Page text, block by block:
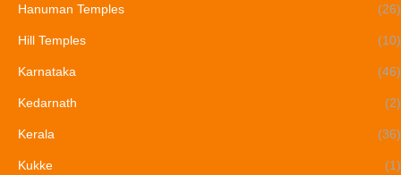
Hanuman Temples (26)
Hill Temples (10)
Karnataka (46)
Kedarnath (2)
Kerala (36)
Kukke (1)